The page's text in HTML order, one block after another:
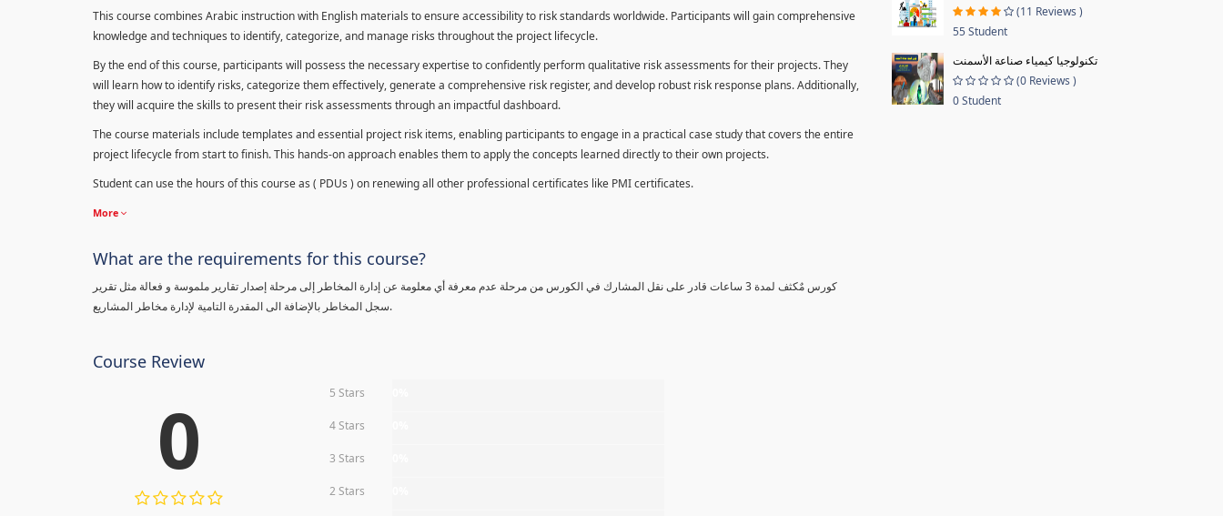
This course combines Arabic instruction with English materials to ensure accessibility to risk standards worldwide. Participants will gain comprehensive
knowledge and techniques to identify, categorize, and manage risks throughout the project lifecycle.
By the end of this course, participants will possess the necessary expertise to confidently perform qualitative risk assessments for their projects. They
will learn how to identify risks, categorize them effectively, generate a comprehensive risk register, and develop robust risk response plans. Additionally,
they will acquire the skills to present their risk assessments through an impactful dashboard.
The course materials include templates and essential project risk items, enabling participants to engage in a practical case study that covers the entire
project lifecycle from start to finish. This hands-on approach enables them to apply the concepts learned directly to their own projects.
Student can use the hours of this course as ( PDUs ) on renewing all other professional certificates like PMI certificates.
More
What are the requirements for this course?
كورس مٌكثف لمدة 3 ساعات قادر على نقل المشارك في الكورس من مرحلة عدم معرفة أي معلومة عن إدارة المخاطر إلى مرحلة إصدار تقارير ملموسة و فعالة مثل تقرير
سجل المخاطر بالإضافة الى المقدرة التامية لإدارة مخاطر المشاريع.
Course Review
0 5 Stars
4 Stars
3 Stars
2 Stars
(11 Reviews )
55 Student
تكنولوجيا كيمياء صناعة الأسمنت
(0 Reviews )
0 Student